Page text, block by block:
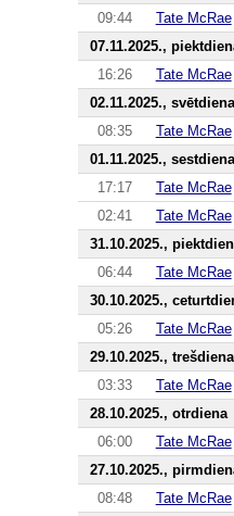
09:44
Tate McRae
07.11.2025.,
16:26
Tate McRae
02.11.2025., svētdiena
08:35
Tate McRae
01.11.2025., sestdiena
17:17
Tate McRae
02:41
Tate McRae
31.10.2025.,
06:44
Tate McRae
30.10.2025.,
05:26
Tate McRae
29.10.2025., trešdiena
03:33
Tate McRae
28.10.2025., otrdiena
06:00
Tate McRae
27.10.2025.,
08:48
Tate McRae